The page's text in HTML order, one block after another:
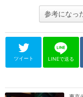
参考になっ
ツイート LINEで送る